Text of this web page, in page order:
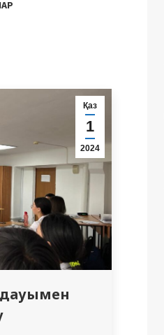
Қаз
1
2024